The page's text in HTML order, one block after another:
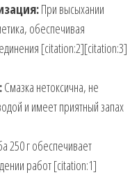
При высыхании
обеспечивая
[citation:2][citation:3]
Смазка нетоксична, не
и имеет приятный запах
250 г обеспечивает
работ [citation:1]